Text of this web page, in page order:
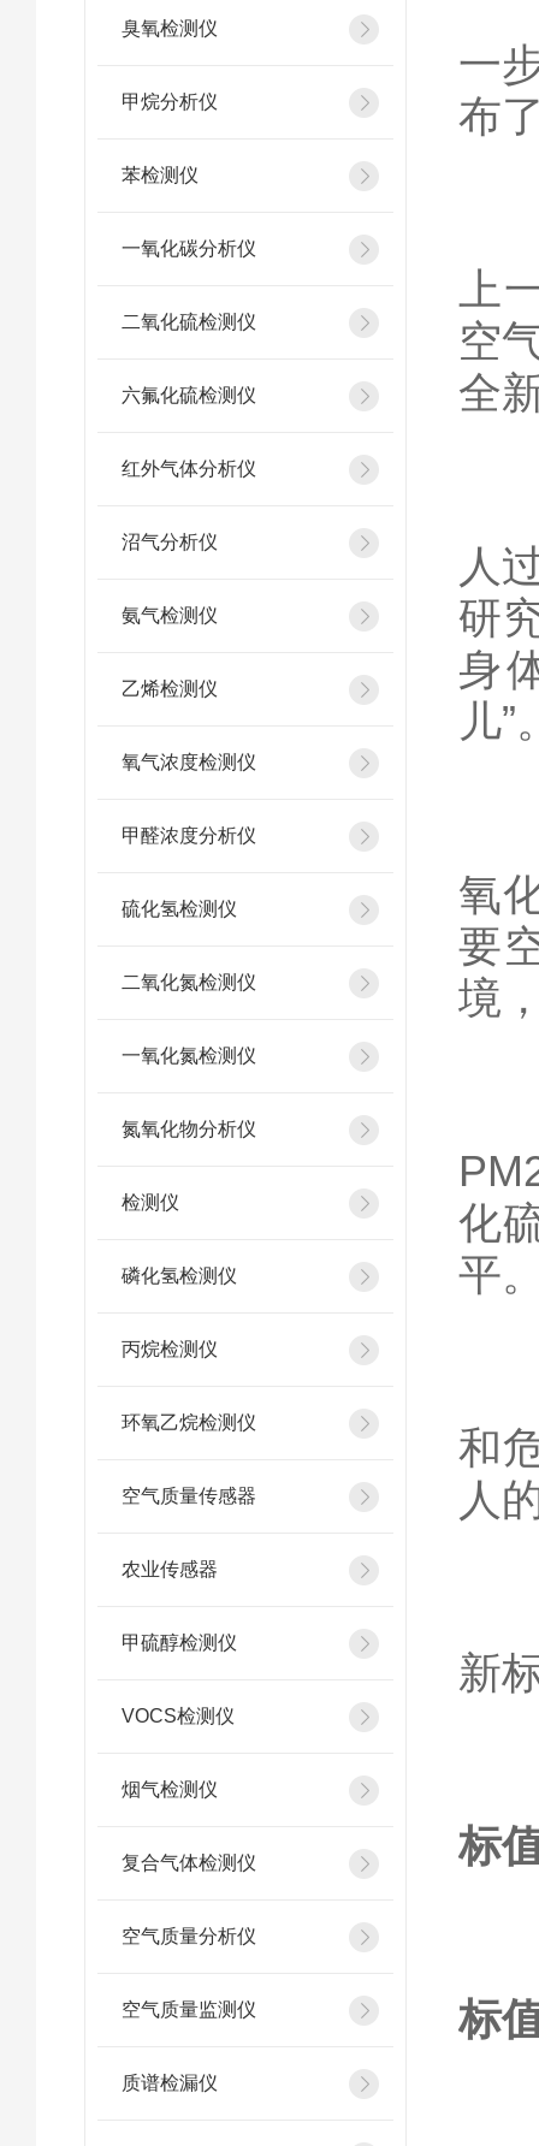
臭氧检测仪
甲烷分析仪
苯检测仪
一氧化碳分析仪
二氧化硫检测仪
六氟化硫检测仪
红外气体分析仪
沼气分析仪
氨气检测仪
乙烯检测仪
氧气浓度检测仪
甲醛浓度分析仪
硫化氢检测仪
二氧化氮检测仪
一氧化氮检测仪
氮氧化物分析仪
检测仪
磷化氢检测仪
丙烷检测仪
环氧乙烷检测仪
空气质量传感器
农业传感器
甲硫醇检测仪
VOCS检测仪
烟气检测仪
复合气体检测仪
空气质量分析仪
空气质量监测仪
质谱检漏仪
一
布
上
空
全
人
研
身
儿”
氧
要
境
化
平
和
人
新
标
标